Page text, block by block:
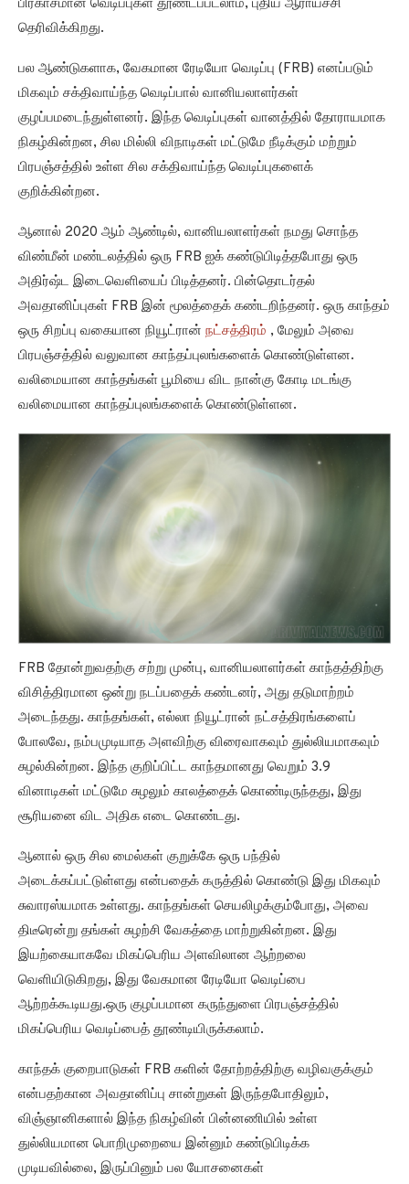
பிரகாசமான வெடிப்புகள் தூண்டப்படலாம், புதிய ஆராய்ச்சி
தெரிவிக்கிறது.
பல ஆண்டுகளாக, வேகமான ரேடியோ வெடிப்பு (FRB) எனப்படும்
மிகவும் சக்திவாய்ந்த வெடிப்பால் வானியலாளர்கள்
குழப்பமடைந்துள்ளனர். இந்த வெடிப்புகள் வானத்தில் தோராயமாக
நிகழ்கின்றன, சில மில்லி விநாடிகள் மட்டுமே நீடிக்கும் மற்றும்
பிரபஞ்சத்தில் உள்ள சில சக்திவாய்ந்த வெடிப்புகளைக்
குறிக்கின்றன.
ஆனால் 2020 ஆம் ஆண்டில், வானியலாளர்கள் நமது சொந்த
விண்மீன் மண்டலத்தில் ஒரு FRB ஐக் கண்டுபிடித்தபோது ஒரு
அதிர்ஷ்ட இடைவெளியைப் பிடித்தனர். பின்தொடர்தல்
அவதானிப்புகள் FRB இன் மூலத்தைக் கண்டறிந்தனர். ஒரு காந்தம்
ஒரு சிறப்பு வகையான நியூட்ரான் நட்சத்திரம் , மேலும் அவை
பிரபஞ்சத்தில் வலுவான காந்தப்புலங்களைக் கொண்டுள்ளன.
வலிமையான காந்தங்கள் பூமியை விட நான்கு கோடி மடங்கு
வலிமையான காந்தப்புலங்களைக் கொண்டுள்ளன.
FRB தோன்றுவதற்கு சற்று முன்பு, வானியலாளர்கள் காந்தத்திற்கு
விசித்திரமான ஒன்று நடப்பதைக் கண்டனர், அது தடுமாற்றம்
அடைந்தது. காந்தங்கள், எல்லா நியூட்ரான் நட்சத்திரங்களைப்
போலவே, நம்பமுடியாத அளவிற்கு விரைவாகவும் துல்லியமாகவும்
சுழல்கின்றன. இந்த குறிப்பிட்ட காந்தமானது வெறும் 3.9
வினாடிகள் மட்டுமே சுழலும் காலத்தைக் கொண்டிருந்தது, இது
சூரியனை விட அதிக எடை கொண்டது.
ஆனால் ஒரு சில மைல்கள் குறுக்கே ஒரு பந்தில்
அடைக்கப்பட்டுள்ளது என்பதைக் கருத்தில் கொண்டு இது மிகவும்
சுவாரஸ்யமாக உள்ளது. காந்தங்கள் செயலிழக்கும்போது, ​​அவை
திடீரென்று தங்கள் சுழற்சி வேகத்தை மாற்றுகின்றன. இது
இயற்கையாகவே மிகப்பெரிய அளவிலான ஆற்றலை
வெளியிடுகிறது, இது வேகமான ரேடியோ வெடிப்பை
ஆற்றக்கூடியது.ஒரு குழப்பமான கருந்துளை பிரபஞ்சத்தில்
மிகப்பெரிய வெடிப்பைத் தூண்டியிருக்கலாம்.
காந்தக் குறைபாடுகள் FRB களின் தோற்றத்திற்கு வழிவகுக்கும்
என்பதற்கான அவதானிப்பு சான்றுகள் இருந்தபோதிலும்,
விஞ்ஞானிகளால் இந்த நிகழ்வின் பின்னணியில் உள்ள
துல்லியமான பொறிமுறையை இன்னும் கண்டுபிடிக்க
முடியவில்லை, இருப்பினும் பல யோசனைகள்